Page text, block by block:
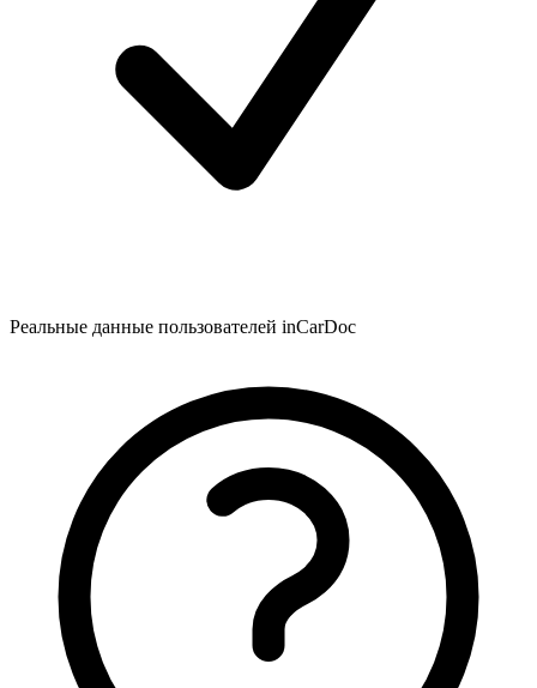
Реальные данные пользователей inCarDoc